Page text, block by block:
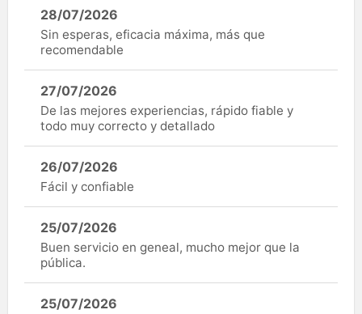
28/07/2026
Sin esperas, eficacia máxima, más que
recomendable
27/07/2026
De las mejores experiencias, rápido fiable y
todo muy correcto y detallado
26/07/2026
Fácil y confiable
25/07/2026
Buen servicio en geneal, mucho mejor que la
pública.
25/07/2026